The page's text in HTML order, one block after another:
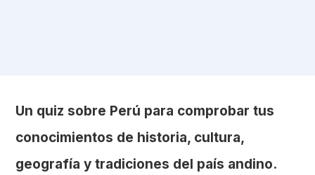
Un quiz sobre Perú para comprobar tus
conocimientos de historia, cultura,
geografía y tradiciones del país andino.